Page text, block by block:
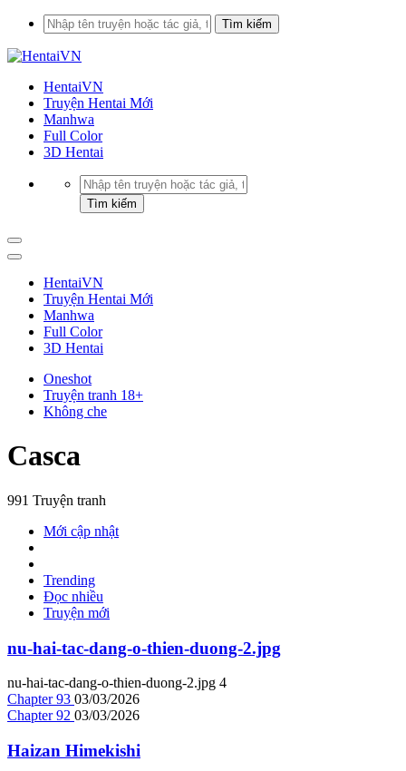
HentaiVN
Truyện Hentai Mới
Manhwa
Full Color
3D Hentai
HentaiVN
Truyện Hentai Mới
Manhwa
Full Color
3D Hentai
Oneshot
Truyện tranh 18+
Không che
Casca
991 Truyện tranh
Mới cập nhật
Trending
Đọc nhiều
Truyện mới
nu-hai-tac-dang-o-thien-duong-2.jpg
nu-hai-tac-dang-o-thien-duong-2.jpg 4
Chapter 93 03/03/2026
Chapter 92 03/03/2026
Haizan Himekishi